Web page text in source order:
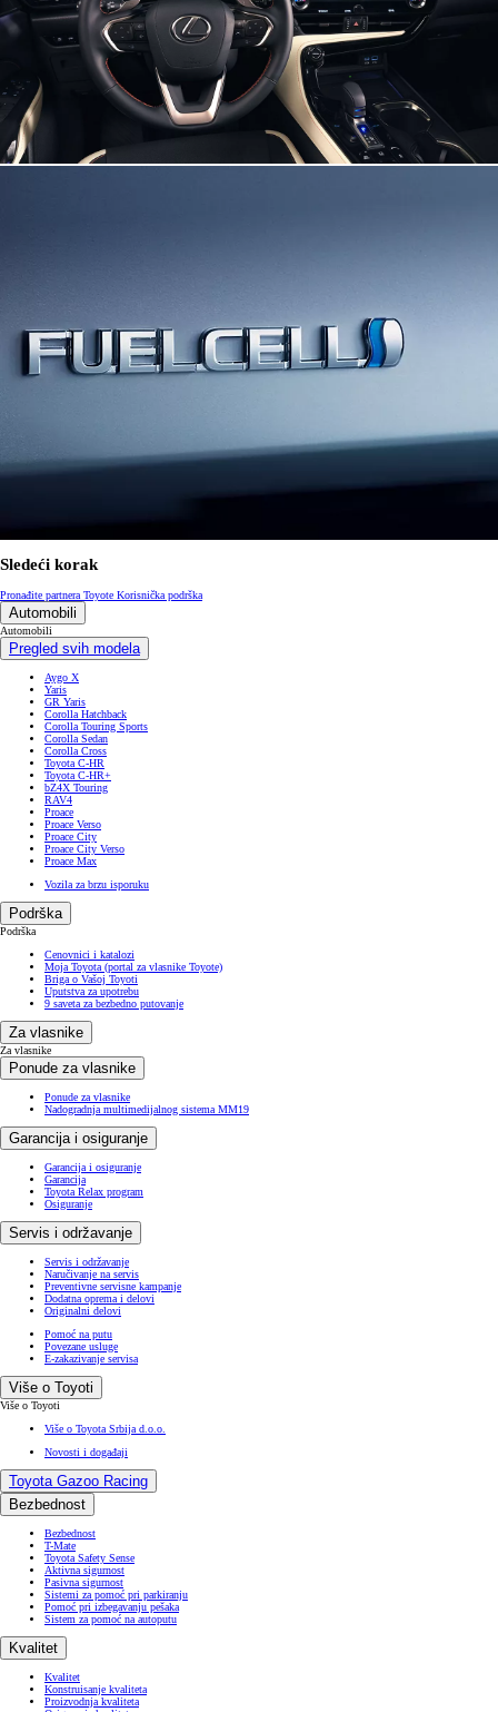
Sledeći korak
Pronađite partnera Toyote Korisnička podrška
Automobili
Automobili
Pregled svih modela
Aygo X
Yaris
GR Yaris
Corolla Hatchback
Corolla Touring Sports
Corolla Sedan
Corolla Cross
Toyota C-HR
Toyota C-HR+
bZ4X Touring
RAV4
Proace
Proace Verso
Proace City
Proace City Verso
Proace Max
Vozila za brzu isporuku
Podrška
Podrška
Cenovnici i katalozi
Moja Toyota (portal za vlasnike Toyote)
Briga o Vašoj Toyoti
Uputstva za upotrebu
9 saveta za bezbedno putovanje
Za vlasnike
Za vlasnike
Ponude za vlasnike
Ponude za vlasnike
Nadogradnja multimedijalnog sistema MM19
Garancija i osiguranje
Garancija i osiguranje
Garancija
Toyota Relax program
Osiguranje
Servis i održavanje
Servis i održavanje
Naručivanje na servis
Preventivne servisne kampanje
Dodatna oprema i delovi
Originalni delovi
Pomoć na putu
Povezane usluge
E-zakazivanje servisa
Više o Toyoti
Više o Toyoti
Više o Toyota Srbija d.o.o.
Novosti i događaji
Toyota Gazoo Racing
Bezbednost
Bezbednost
T-Mate
Toyota Safety Sense
Aktivna sigurnost
Pasivna sigurnost
Sistemi za pomoć pri parkiranju
Pomoć pri izbegavanju pešaka
Sistem za pomoć na autoputu
Kvalitet
Kvalitet
Konstruisanje kvaliteta
Proizvodnja kvaliteta